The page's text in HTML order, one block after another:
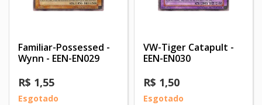
Familiar-Possessed -
Wynn - EEN-EN029
R$ 1,55
Esgotado
VW-Tiger Catapult -
EEN-EN030
R$ 1,50
Esgotado